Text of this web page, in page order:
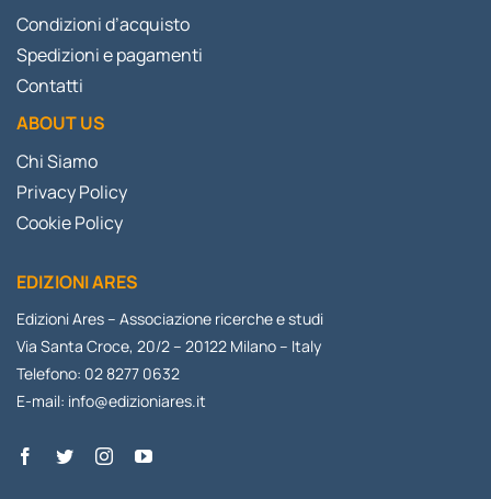
Condizioni d’acquisto
Spedizioni e pagamenti
Contatti
ABOUT US
Chi Siamo
Privacy Policy
Cookie Policy
EDIZIONI ARES
Edizioni Ares – Associazione ricerche e studi
Via Santa Croce, 20/2 – 20122 Milano – Italy
Telefono: 02 8277 0632
E-mail: info@edizioniares.it